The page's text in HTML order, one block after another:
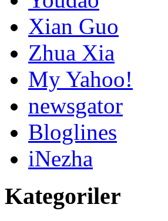
Xian Guo
Zhua Xia
My Yahoo!
newsgator
Bloglines
iNezha
Kategoriler